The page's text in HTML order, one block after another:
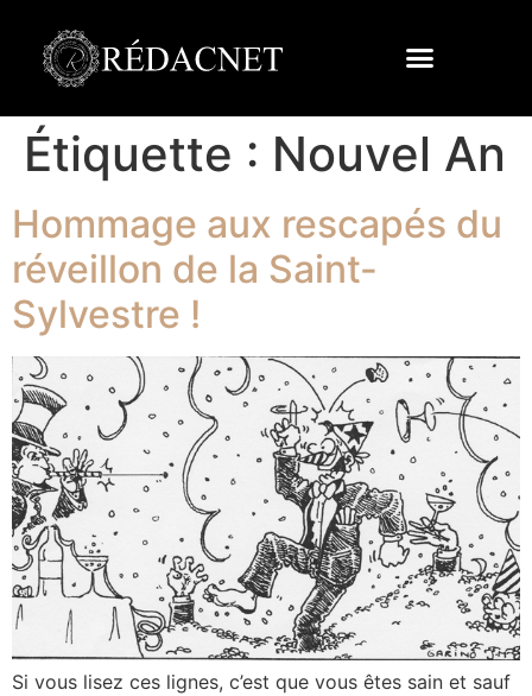
Étiquette : Nouvel An
Hommage aux rescapés du
réveillon de la Saint-
Sylvestre !
Si vous lisez ces lignes, c’est que vous êtes sain et sauf